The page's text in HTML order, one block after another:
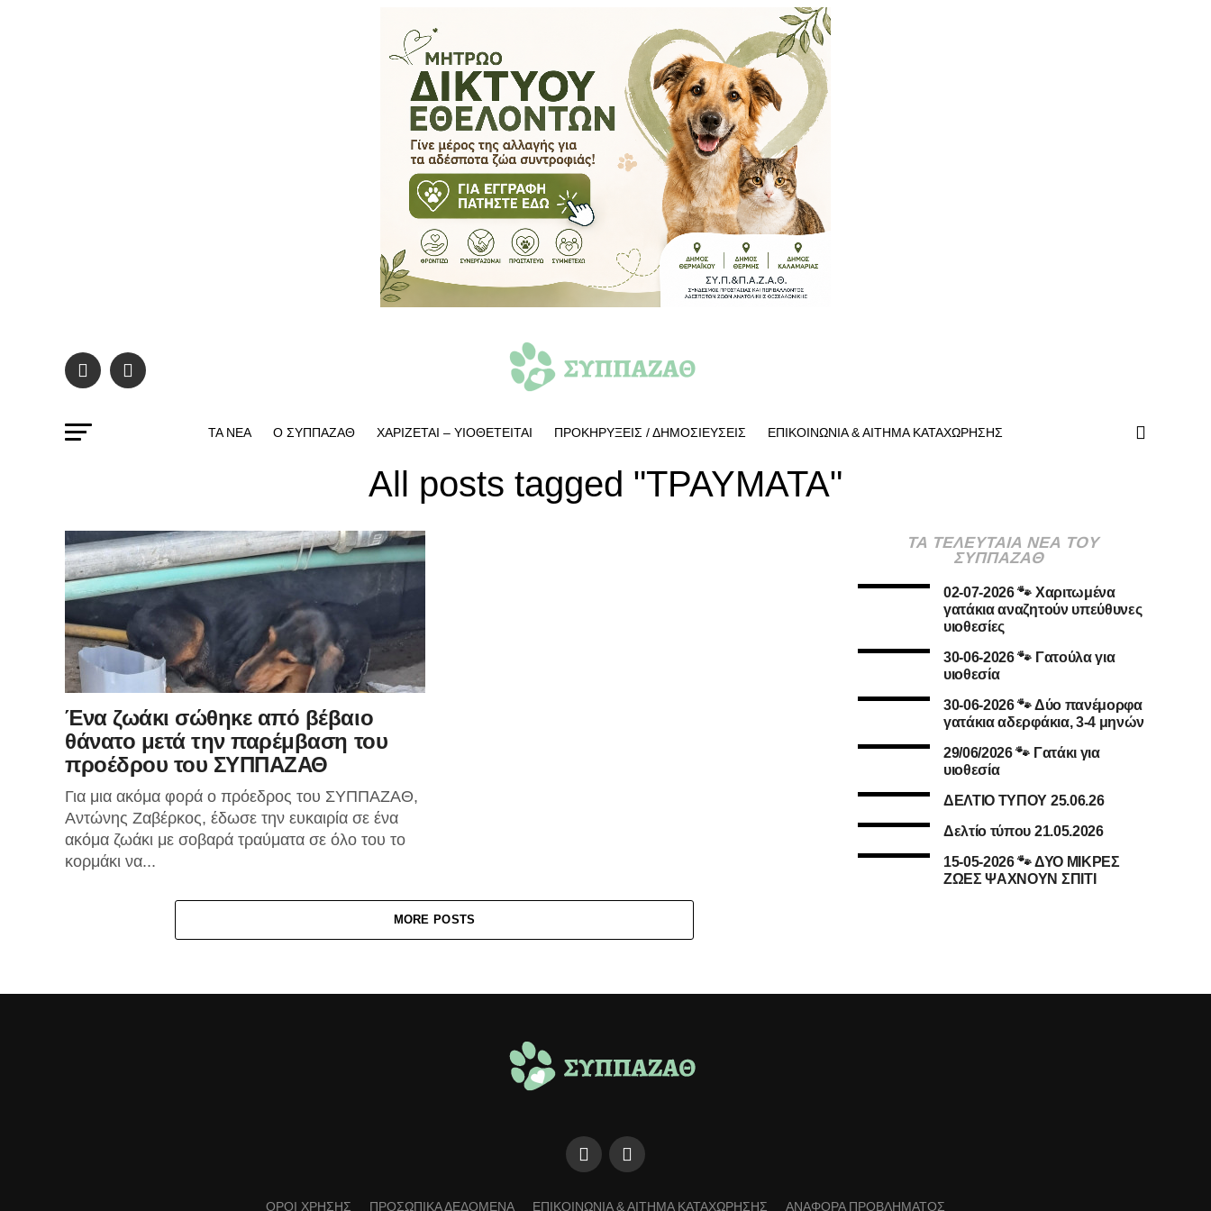
ΤΑ ΝΕΑ Ο ΣΥΠΠΑΖΑΘ ΧΑΡΙΖΕΤΑΙ – ΥΙΟΘΕΤΕΙΤΑΙ ΠΡΟΚΗΡΥΞΕΙΣ / ΔΗΜΟΣΙΕΥΣΕΙΣ ΕΠΙΚΟΙΝΩΝΙΑ & ΑΙΤΗΜΑ ΚΑΤΑΧΩΡΗΣΗΣ
All posts tagged "ΤΡΑΥΜΑΤΑ"
Ένα ζωάκι σώθηκε από βέβαιο
θάνατο μετά την παρέμβαση του
προέδρου του ΣΥΠΠΑΖΑΘ
Για μια ακόμα φορά ο πρόεδρος του ΣΥΠΠΑΖΑΘ,
Αντώνης Ζαβέρκος, έδωσε την ευκαιρία σε ένα
ακόμα ζωάκι με σοβαρά τραύματα σε όλο του το
κορμάκι να...
MORE POSTS
ΤΑ ΤΕΛΕΥΤΑΙΑ ΝΕΑ ΤΟΥ
ΣΥΠΠΑΖΑΘ
02-07-2026 🐾 Χαριτωμένα
γατάκια αναζητούν υπεύθυνες
υιοθεσίες
30-06-2026 🐾 Γατούλα για
υιοθεσία
30-06-2026 🐾 Δύο πανέμορφα
γατάκια αδερφάκια, 3-4 μηνών
29/06/2026 🐾 Γατάκι για
υιοθεσία
ΔΕΛΤΙΟ ΤΥΠΟΥ 25.06.26
Δελτίο τύπου 21.05.2026
15-05-2026 🐾 ΔΥΟ ΜΙΚΡΕΣ
ΖΩΕΣ ΨΑΧΝΟΥΝ ΣΠΙΤΙ
ΟΡΟΙ ΧΡΗΣΗΣ ΠΡΟΣΩΠΙΚΑ ΔΕΔΟΜΕΝΑ ΕΠΙΚΟΙΝΩΝΙΑ & ΑΙΤΗΜΑ ΚΑΤΑΧΩΡΗΣΗΣ ΑΝΑΦΟΡΑ ΠΡΟΒΛΗΜΑΤΟΣ